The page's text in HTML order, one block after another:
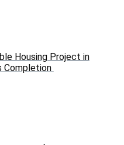
Housing Project in
Completion